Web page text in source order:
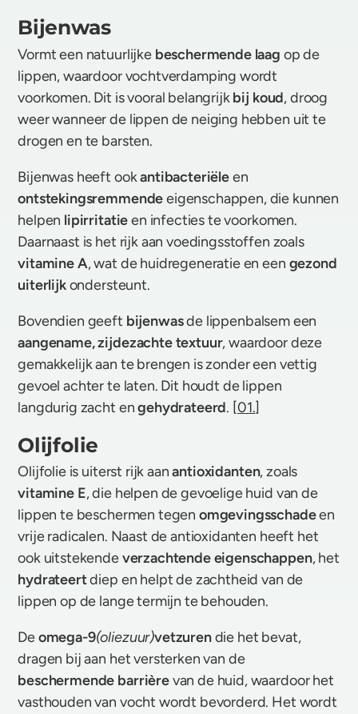
Bijenwas
Vormt een natuurlijke beschermende laag op de
lippen, waardoor vochtverdamping wordt
voorkomen. Dit is vooral belangrijkbij koud, droog
weer wanneer de lippen de neiging hebben uit te
drogen en te barsten.
Bijenwas heeft ookantibacteriëleen
ontstekingsremmendeeigenschappen, die kunnen
helpen lipirritatieen infecties te voorkomen.
Daarnaast is het rijk aan voedingsstoffen zoals
vitamine A, wat de huidregeneratie en een gezond
uiterlijkondersteunt.
Bovendien geeft bijenwasde lippenbalsem een
aangename, zijdezachte textuur, waardoor deze
gemakkelijk aan te brengen is zonder een vettig
gevoel achter te laten. Dit houdt de lippen
langdurig zacht engehydrateerd. [01.]
Olijfolie
Olijfolie is uiterst rijk aanantioxidanten, zoals
vitamine E, die helpen de gevoelige huid van de
lippen te beschermen tegen omgevingsschadeen
vrije radicalen. Naast de antioxidanten heeft het
ook uitstekendeverzachtende eigenschappen, het
hydrateertdiep en helpt de zachtheid van de
lippen op de lange termijn te behouden.
Deomega-9(oliezuur)vetzurendie het bevat,
dragen bij aan het versterken van de
beschermende barrièrevan de huid, waardoor het
vasthouden van vocht wordt bevorderd. Het wordt